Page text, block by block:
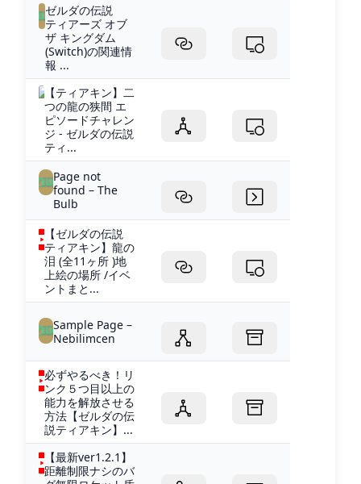
ゼルダの伝説
ティアーズ オブ
ザ キングダム
(Switch)の関連情
報 ...
【ティアキン】二
つの龍の狭間 エ
ピソードチャレン
ジ - ゼルダの伝説
ティ...
Page not
found – The
Bulb
【ゼルダの伝説
ティアキン】龍の
泪 (全11ヶ所 )地
上絵の場所 /イベ
ントまと...
Sample Page –
Nebilimcen
必ずやるべき！リ
ンク５つ目以上の
能力を解放させる
方法【ゼルダの伝
説ティアキン】...
【最新ver1.2.1】
距離制限ナシのバ